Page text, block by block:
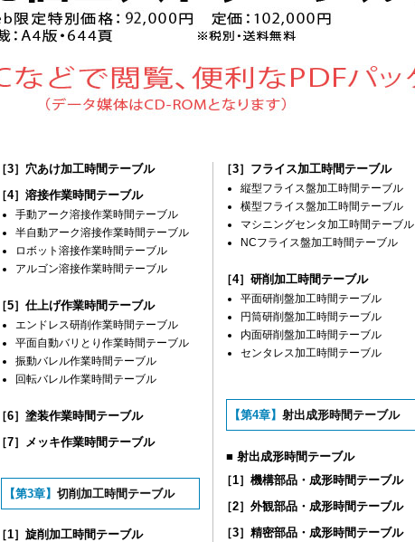
［3］穴あけ加工時間テーブル
［4］溶接作業時間テーブル
手動アーク溶接作業時間テーブル
半自動アーク溶接作業時間テーブル
ロボット溶接作業時間テーブル
アルゴン溶接作業時間テーブル
［5］仕上げ作業時間テーブル
エンドレス研削作業時間テーブル
平面自動バリとり作業時間テーブル
振動バレル作業時間テーブル
回転バレル作業時間テーブル
［6］塗装作業時間テーブル
［7］メッキ作業時間テーブル
【第3章】 切削加工時間テーブル
［1］旋削加工時間テーブル
［3］フライス加工時間テーブル
縦型フライス盤加工時間テーブル
横型フライス盤加工時間テーブル
マシニングセンタ加工時間テーブル
NCフライス盤加工時間テーブル
［4］研削加工時間テーブル
平面研削盤加工時間テーブル
円筒研削盤加工時間テーブル
内面研削盤加工時間テーブル
センタレス加工時間テーブル
【第4章】 射出成形時間テーブル
■ 射出成形時間テーブル
［1］機構部品・成形時間テーブル
［2］外観部品・成形時間テーブル
［3］精密部品・成形時間テーブル